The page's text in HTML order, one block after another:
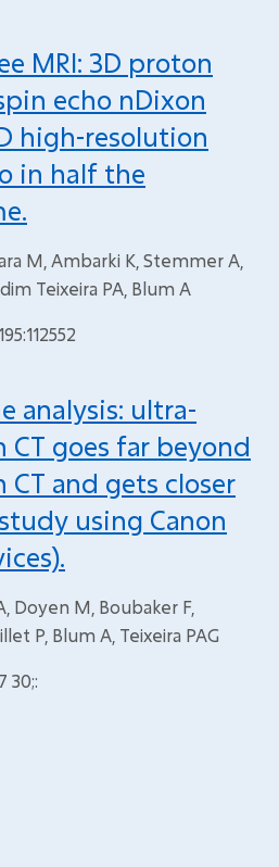
MRI: 3D proton
echo nDixon
high-resolution
in half the
M, Ambarki K, Stemmer A,
Teixeira PA, Blum A
analysis: ultra-
goes far beyond
and gets closer
using Canon
Doyen M, Boubaker F,
P, Blum A, Teixeira PAG
30;: